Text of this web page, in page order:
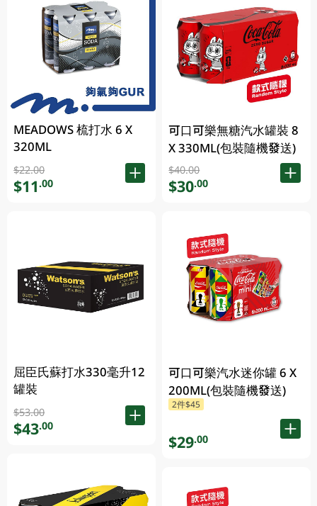
MEADOWS 梳打水 6 X
320ML
$22.00
$11.00
屈臣氏蘇打水330毫升12
罐裝
$53.00
$43.00
可口可樂無糖汽水罐裝 8
X 330ML(包裝隨機發送)
$40.00
$30.00
可口可樂汽水迷你罐 6 X
200ML(包裝隨機發送)
2件$45
$29.00